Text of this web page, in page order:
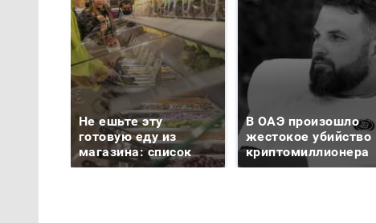
Не ешьте эту
готовую еду из
магазина: список
В ОАЭ произошло
жестокое убийство
криптомиллионера